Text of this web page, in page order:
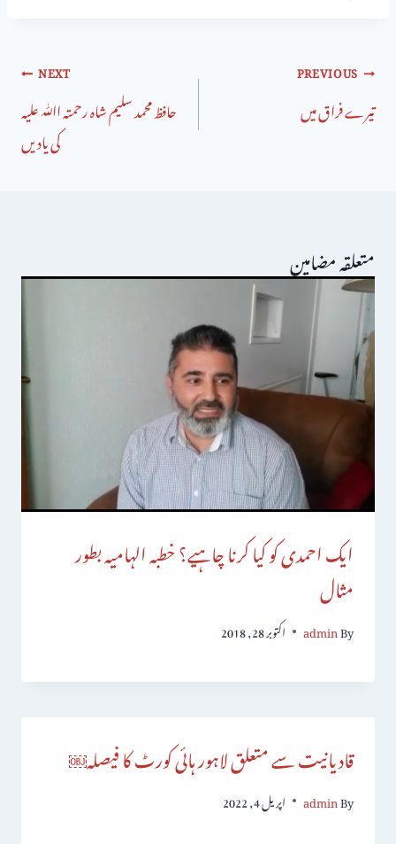
PREVIOUS
تیرے فراق میں
NEXT
حافظ محمد سلیم شاہ رحمتہ اﷲ علیہ
کی یادیں
متعلقہ مضامین
ایک احمدی کو کیا کرنا چاہیے؟ خطبہ الہامیہ بطور
مثال
By
admin اکتوبر 28, 2018
قادیانیت سے متعلق لاہور ہائی کورٹ کا فیصلہ￼
By
admin اپریل 4, 2022